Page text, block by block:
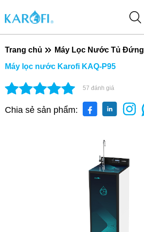
Trang chủ
Máy Lọc Nước Tủ Đứng
Máy lọc nước Karofi KAQ-P95
57 đánh giá
Chia sẻ sản phẩm: